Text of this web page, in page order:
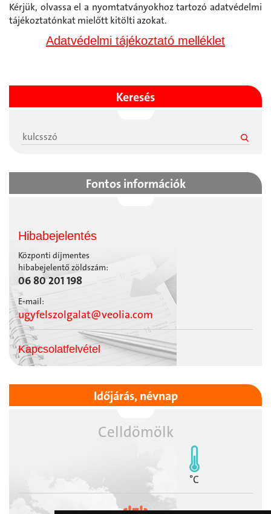
Kérjük, olvassa el a nyomtatványokhoz tartozó adatvédelmi
tájékoztatónkat mielőtt kitölti azokat.
Adatvédelmi tájékoztató melléklet
Keresés
Fontos információk
Hibabejelentés
Központi díjmentes
hibabejelentő zöldszám:
06 80 201 198
E-mail:
ugyfelszolgalat@veolia.com
Kapcsolatfelvétel
Időjárás, névnap
Celldömölk
°C